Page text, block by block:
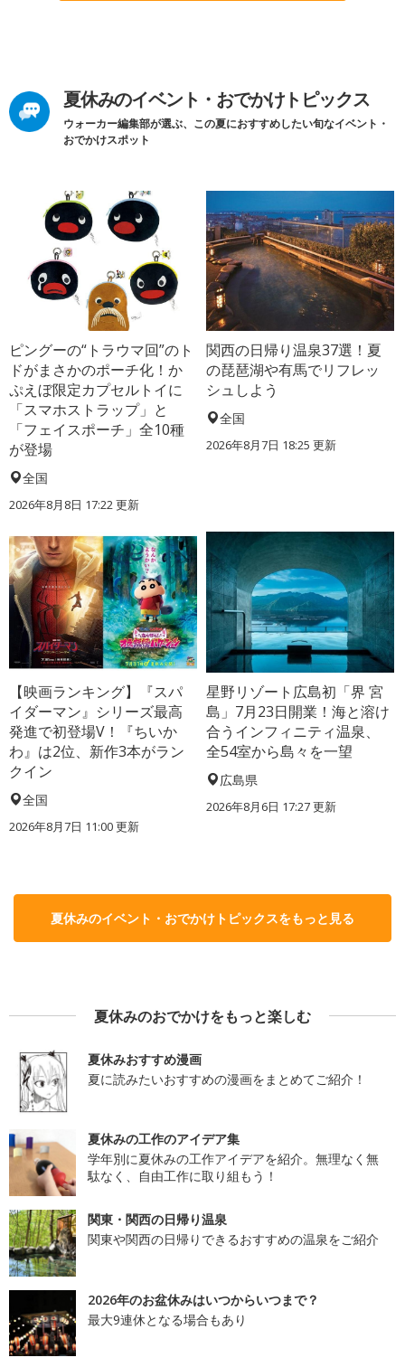
夏休みのイベント・おでかけトピックス
ウォーカー編集部が選ぶ、この夏におすすめしたい旬なイベント・
おでかけスポット
ピングーの“トラウマ回”のト
ドがまさかのポーチ化！か
ぷえぼ限定カプセルトイに
「スマホストラップ」と
「フェイスポーチ」全10種
が登場
全国
2026年8月8日 17:22更新
関西の日帰り温泉37選！夏
の琵琶湖や有馬でリフレッ
シュしよう
全国
2026年8月7日 18:25 更新
【映画ランキング】『スパ
イダーマン』シリーズ最高
発進で初登場V！『ちいか
わ』は2位、新作3本がラン
クイン
全国
2026年8月7日 11:00更新
星野リゾート広島初「界 宮
島」7月23日開業！海と溶け
合うインフィニティ温泉、
全54室から島々を一望
広島県
2026年8月6日 17:27更新
夏休みのイベント・おでかけトピックスをもっと見る
夏休みのおでかけをもっと楽しむ
夏休みおすすめ漫画
夏に読みたいおすすめの漫画をまとめてご紹介！
夏休みの工作のアイデア集
学年別に夏休みの工作アイデアを紹介。無理なく無
駄なく、自由工作に取り組もう！
関東・関西の日帰り温泉
関東や関西の日帰りできるおすすめの温泉をご紹介
2026年のお盆休みはいつからいつまで？
最大9連休となる場合もあり